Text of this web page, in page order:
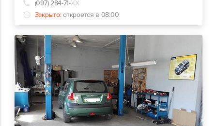
(097) 284-71-ХХ
Закрыто: откроется в 08:00